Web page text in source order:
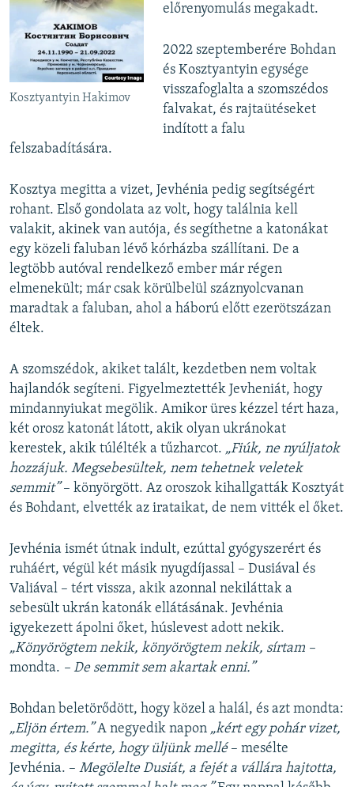
Kosztyantyin Hakimov
előrenyomulás megakadt.
2022 szeptemberére Bohdan
és Kosztyantyin egysége
visszafoglalta a szomszédos
falvakat, és rajtaütéseket
indított a falu
felszabadítására.
Kosztya megitta a vizet, Jevhénia pedig segítségért
rohant. Első gondolata az volt, hogy találnia kell
valakit, akinek van autója, és segíthetne a katonákat
egy közeli faluban lévő kórházba szállítani. De a
legtöbb autóval rendelkező ember már régen
elmenekült; már csak körülbelül száznyolcvanan
maradtak a faluban, ahol a háború előtt ezerötszázan
éltek.
A szomszédok, akiket talált, kezdetben nem voltak
hajlandók segíteni. Figyelmeztették Jevheniát, hogy
mindannyiukat megölik. Amikor üres kézzel tért haza,
két orosz katonát látott, akik olyan ukránokat
kerestek, akik túlélték a tűzharcot. „Fiúk, ne nyúljatok
hozzájuk. Megsebesültek, nem tehetnek veletek
semmit”– könyörgött. Az oroszok kihallgatták Kosztyát
és Bohdant, elvették az irataikat, de nem vitték el őket.
Jevhénia ismét útnak indult, ezúttal gyógyszerért és
ruháért, végül két másik nyugdíjassal – Dusiával és
Valiával – tért vissza, akik azonnal nekiláttak a
sebesült ukrán katonák ellátásának. Jevhénia
igyekezett ápolni őket, húslevest adott nekik.
„Könyörögtem nekik, könyörögtem nekik, sírtam –
mondta. – De semmit sem akartak enni.”
Bohdan beletörődött, hogy közel a halál, és azt mondta:
„Eljön értem.”A negyedik napon „kért egy pohár vizet,
megitta, és kérte, hogy üljünk mellé– mesélte
Jevhénia. – Megölelte Dusiát, a fejét a vállára hajtotta,